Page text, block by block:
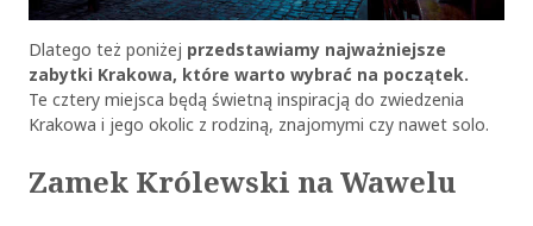
Dlatego też poniżej przedstawiamy najważniejsze
zabytki Krakowa, które warto wybrać na początek.
Te cztery miejsca będą świetną inspiracją do zwiedzenia
Krakowa i jego okolic z rodziną, znajomymi czy nawet solo.
Zamek Królewski na Wawelu